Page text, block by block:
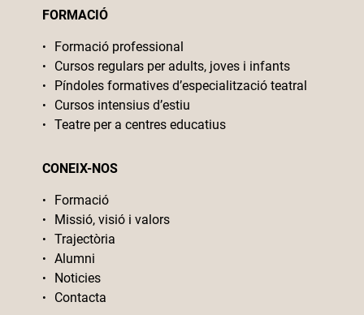
FORMACIÓ
Formació professional
Cursos regulars per adults, joves i infants
Píndoles formatives d’especialització teatral
Cursos intensius d’estiu
Teatre per a centres educatius
CONEIX-NOS
Formació
Missió, visió i valors
Trajectòria
Alumni
Noticies
Contacta